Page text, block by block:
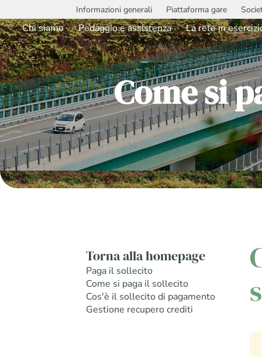
Informazioni generali Piattaforma gare
Chi siamo Pedaggio e assistenza La rete in
Come si
Torna alla homepage
Paga il sollecito
Come si paga il sollecito
Cos'è il sollecito di pagamento
Gestione recupero crediti